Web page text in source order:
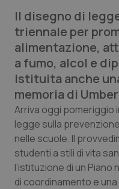
Lettere al direttore
Edizioni Regionali
QS Pro
Professionisti
Abruzzo
Basilicata
QS Pro Gold
Artrite & artrosi
QS Club Newsletter
Il disegno di
triennale per
alimentazione,
a fumo, alcol e
Istituita anche
memoria di
Arriva oggi pomeriggio
legge sulla
nelle scuole. Il
studenti a stili di vita
l’istituzione di un
di coordinamento e